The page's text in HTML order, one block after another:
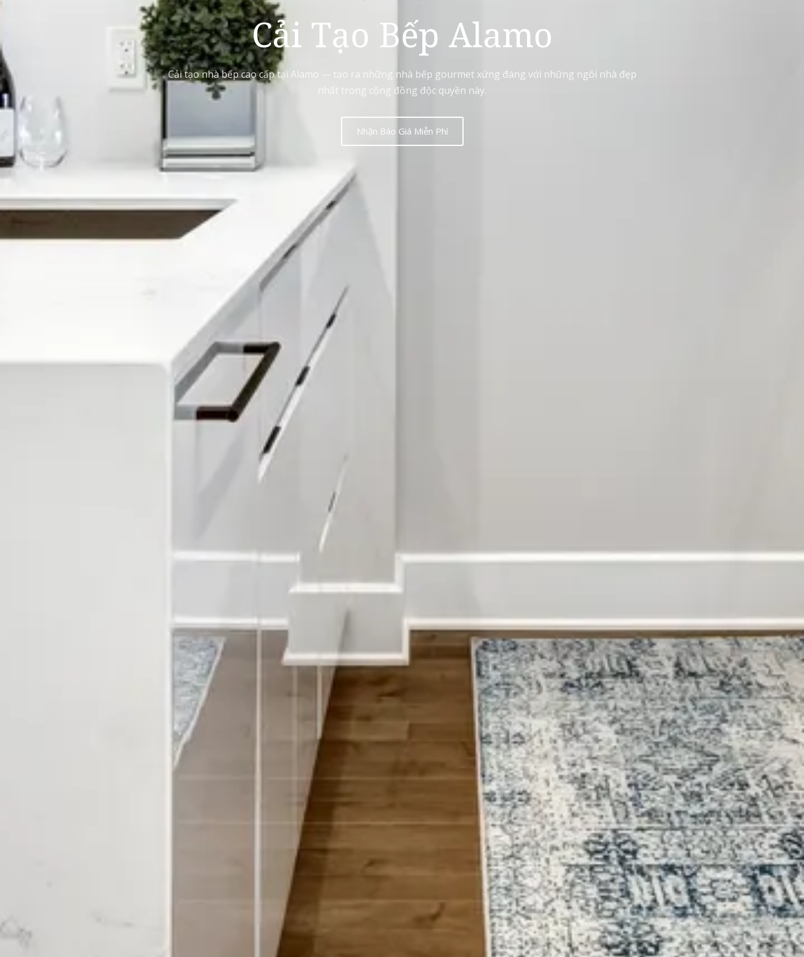
Cải Tạo Bếp Alamo
Cải tạo nhà bếp cao cấp tại Alamo — tạo ra những nhà bếp gourmet xứng đáng với những ngôi nhà đẹp
nhất trong cộng đồng độc quyền này.
Nhận Báo Giá Miễn Phí